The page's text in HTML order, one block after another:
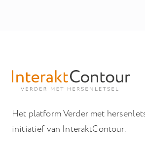
Het platform Verder met
initiatief van InteraktContour.